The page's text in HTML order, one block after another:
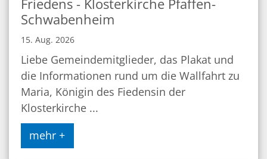
Friedens - Klosterkirche Pfaffen-
Schwabenheim
15. Aug. 2026
Liebe Gemeindemitglieder, das Plakat und
die Informationen rund um die Wallfahrt zu
Maria, Königin des Fiedensin der
Klosterkirche ...
mehr +